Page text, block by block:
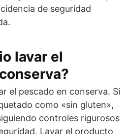
de seguridad
lavar el
el pescado en conserva. Si
como «sin gluten»,
controles rigurosos
Lavar el producto